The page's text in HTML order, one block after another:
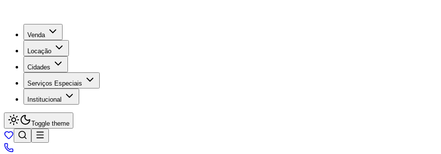
Venda
Locação
Cidades
Serviços Especiais
Institucional
Toggle theme